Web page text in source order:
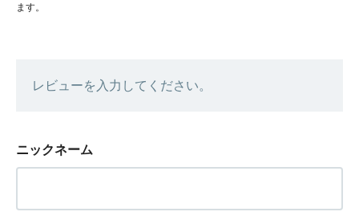
ます。
レビューを入力してください。
ニックネーム